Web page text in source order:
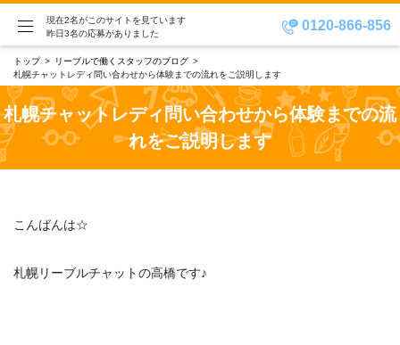
0120-866-856
現在2名がこのサイトを見ています
昨日3名の応募がありました
トップ
リーブルで働くスタッフのブログ
札幌チャットレディ問い合わせから体験までの流れをご説明します
札幌チャットレディ問い合わせから体験までの流
れをご説明します
こんばんは☆
札幌リーブルチャットの高橋です♪